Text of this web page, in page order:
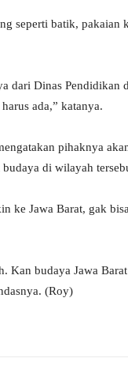
seperti batik,
dari Dinas Pendidikan
ada,” katanya.
pihaknya
di wilayah
ke Jawa Barat, gak
Kan budaya Jawa
(Roy)